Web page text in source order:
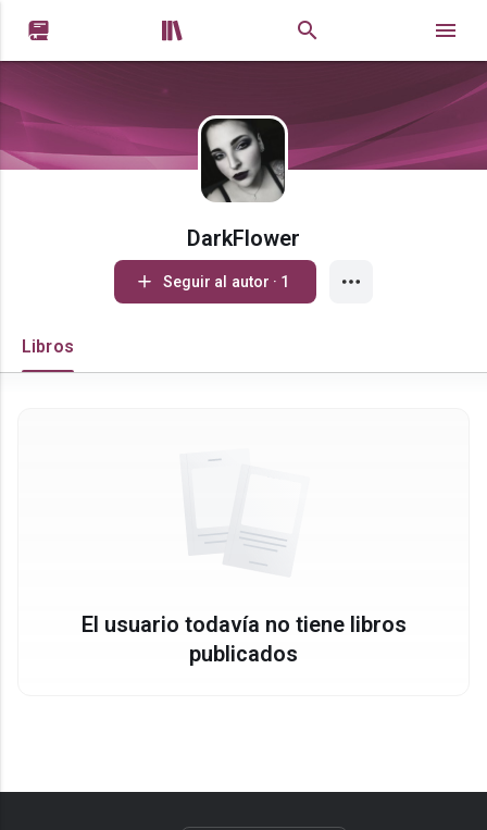
 
DarkFlower
Seguir al autor · 1
Libros
El usuario todavía no tiene libros
publicados